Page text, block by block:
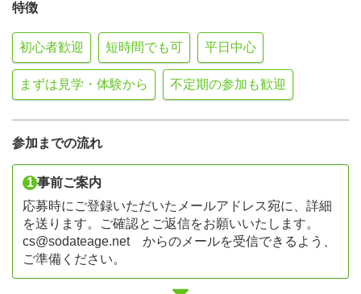
特徴
初心者歓迎 短時間でも可 平日中心
まずは見学・体験から 不定期の参加も歓迎
参加までの流れ
1 事前ご案内
応募時にご登録いただいたメールアドレス宛に、詳細
を送ります。ご確認とご返信をお願いいたします。
cs@sodateage.netからのメールを受信できるよう、
ご準備ください。